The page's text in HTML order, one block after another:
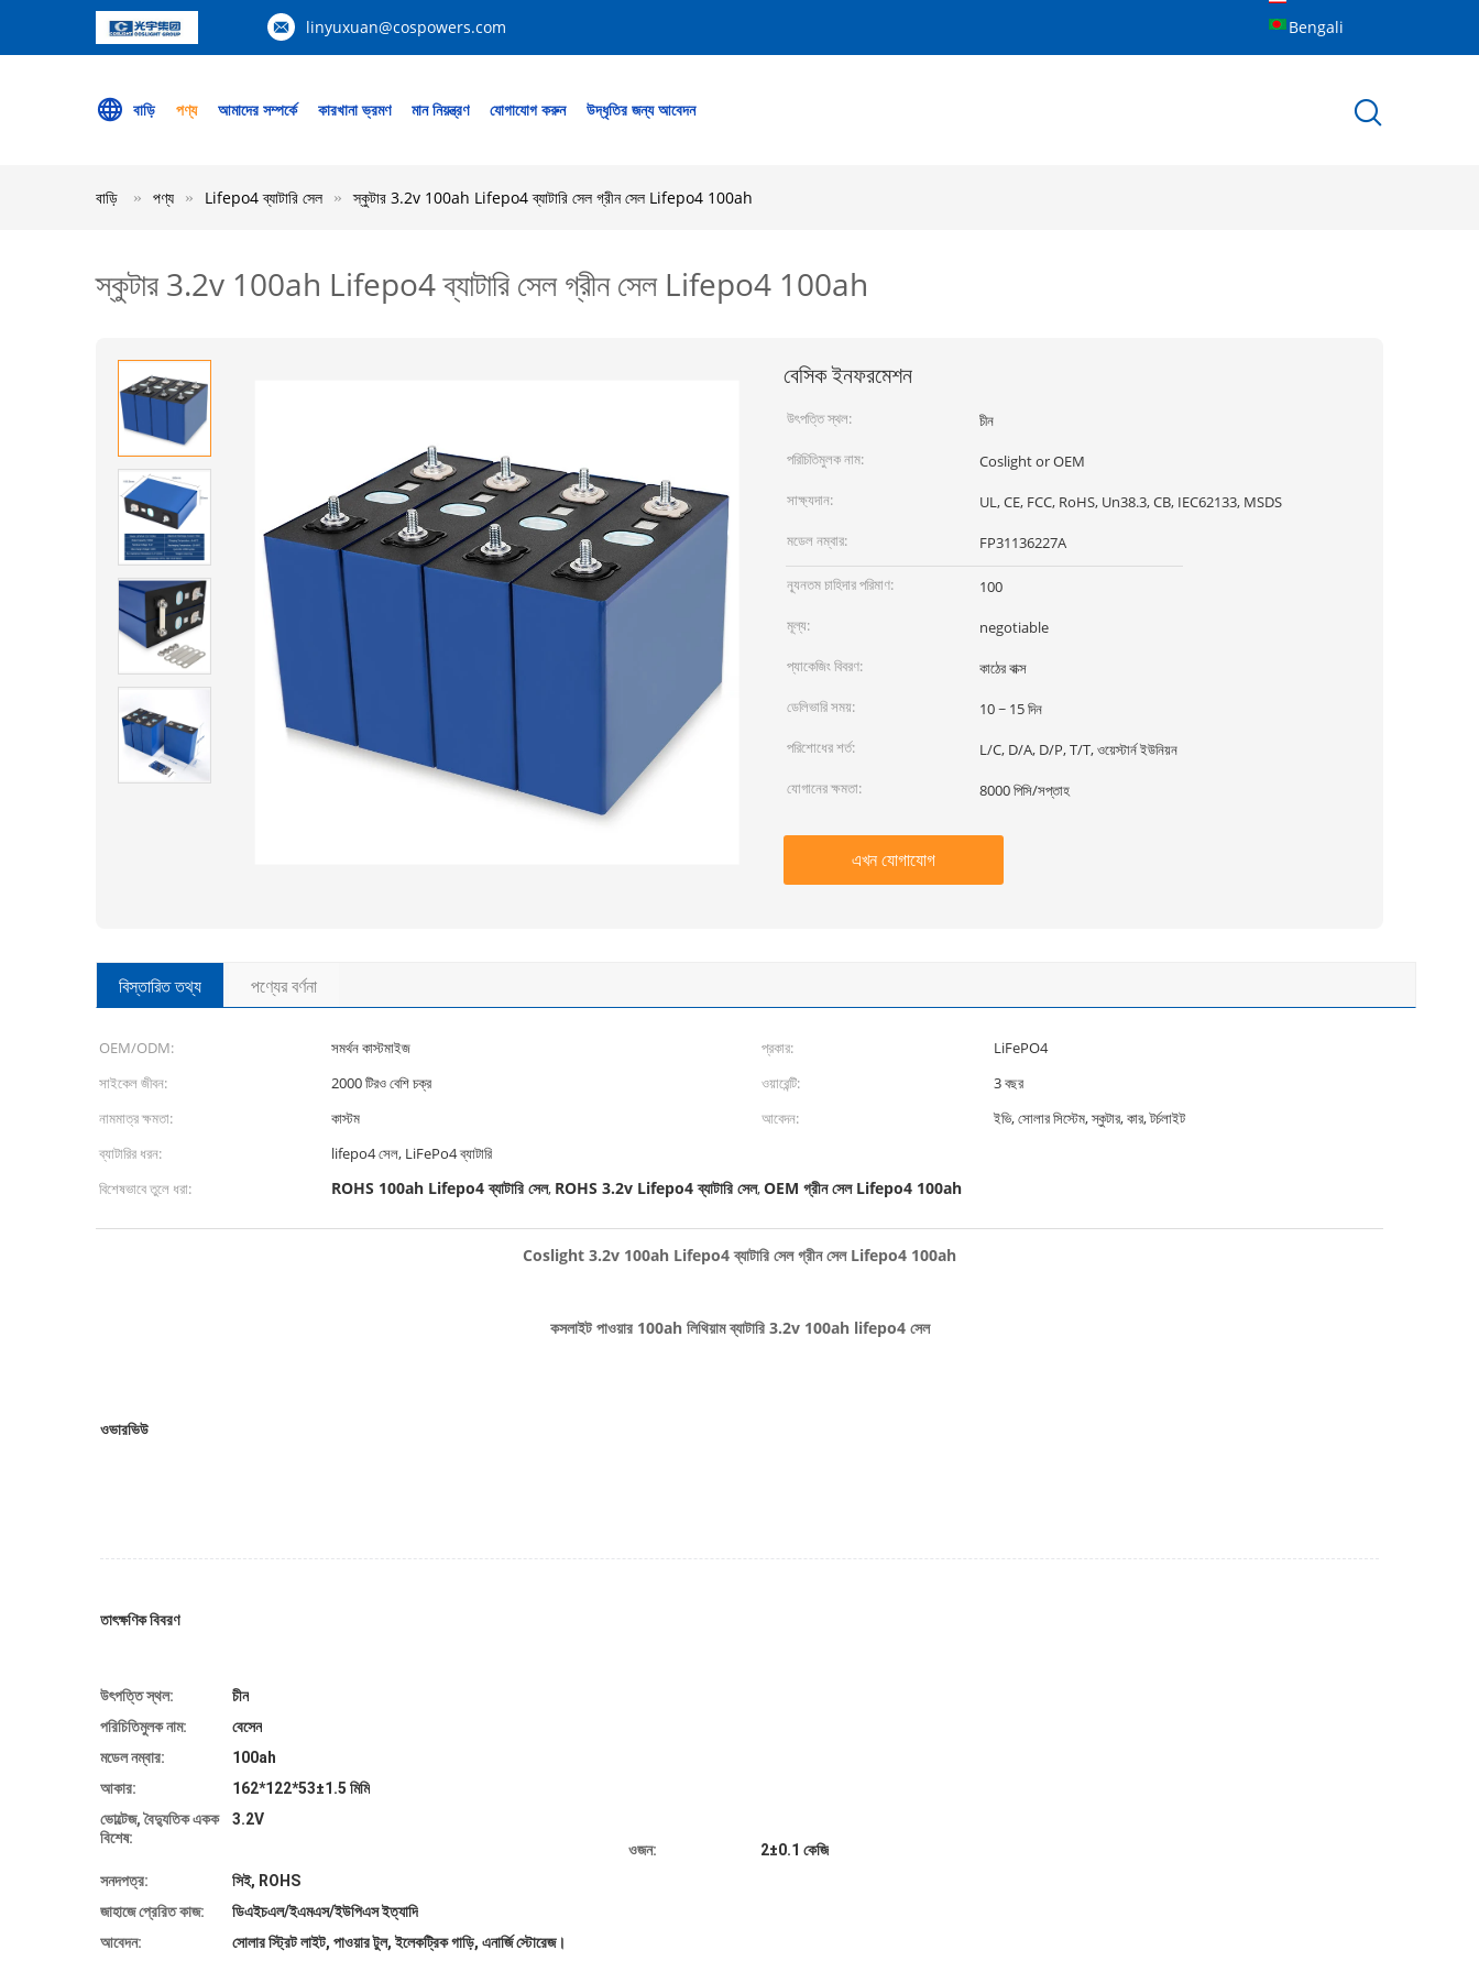
linyuxuan@cospowers.com Bengali
বাড়ি পণ্য আমাদের সম্পর্কে কারখানা ভ্রমণ মান নিয়ন্ত্রণ যোগাযোগ করুন উদ্ধৃতির জন্য আবেদন
বাড়ি পণ্য Lifepo4 ব্যাটারি সেল স্কুটার 3.2v 100ah Lifepo4 ব্যাটারি সেল গ্রীন সেল Lifepo4 100ah
স্কুটার 3.2v 100ah Lifepo4 ব্যাটারি সেল গ্রীন সেল Lifepo4 100ah
বেসিক ইনফরমেশন
উৎপত্তি স্থল:
চীন
পরিচিতিমুলক নাম:
Coslight or OEM
সাক্ষ্যদান:
UL, CE, FCC, RoHS, Un38.3, CB, IEC62133, MSDS
মডেল নম্বার:
FP31136227A
ন্যূনতম চাহিদার পরিমাণ:
100
মূল্য:
negotiable
প্যাকেজিং বিবরণ:
কাঠের বাক্স
ডেলিভারি সময়:
10 ~ 15 দিন
পরিশোধের শর্ত:
L/C, D/A, D/P, T/T, ওয়েস্টার্ন ইউনিয়ন
যোগানের ক্ষমতা:
8000 পিসি/সপ্তাহ
এখন যোগাযোগ
বিস্তারিত তথ্য পণ্যের বর্ণনা
OEM/ODM: সমর্থন কাস্টমাইজ প্রকার:
LiFePO4
সাইকেল জীবন:
2000 টিরও বেশি চক্র ওয়ারেন্টি:
3 বছর
নামমাত্র ক্ষমতা:
কাস্টম আবেদন:
ইভি, সোলার সিস্টেম, স্কুটার, কার, টর্চলাইট
ব্যাটারির ধরন:
lifepo4 সেল, LiFePo4 ব্যাটারি
বিশেষভাবে তুলে ধরা:
ROHS 100ah Lifepo4 ব্যাটারি সেল, ROHS 3.2v Lifepo4 ব্যাটারি সেল,OEM গ্রীন সেল Lifepo4 100ah
Coslight 3.2v 100ah Lifepo4 ব্যাটারি সেল গ্রীন সেল Lifepo4 100ah
কসলাইট পাওয়ার 100ah লিথিয়াম ব্যাটারি 3.2v 100ah lifepo4 সেল
ওভারভিউ
তাৎক্ষণিক বিবরণ
উৎপত্তি স্থল:
চীন
পরিচিতিমুলক নাম:
বেসেন
মডেল নম্বার:
100ah
আকার:
162*122*53±1.5 মিমি
ভোল্টেজ, বৈদ্যুতিক একক
বিশেষ:
3.2V
ওজন:
2±0.1 কেজি
সনদপত্র:
সিই, ROHS
জাহাজে প্রেরিত কাজ:
ডিএইচএল/ইএমএস/ইউপিএস ইত্যাদি
আবেদন:
সোলার স্ট্রিট লাইট, পাওয়ার টুল, ইলেকট্রিক গাড়ি, এনার্জি স্টোরেজ।